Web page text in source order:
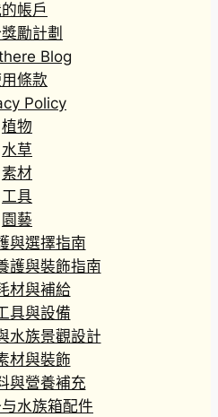
帳戶
勵計劃
Blog
條款
Policy
植物
水草
素材
工具
園藝
與選擇指南
護與裝飾指南
材與補給
具與設備
水族景觀設計
材與裝飾
與營養補充
水族箱配件